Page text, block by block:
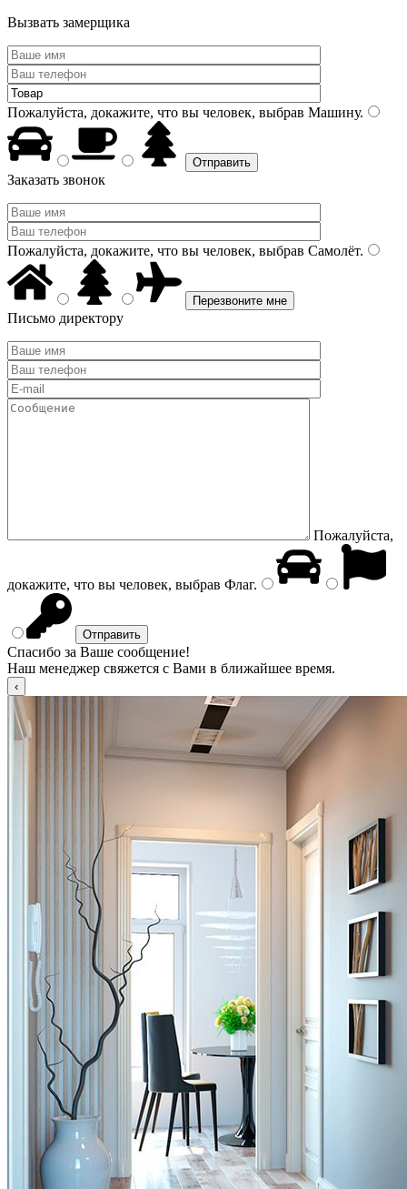
Вызвать замерщика
Пожалуйста, докажите, что вы человек, выбрав Машину.
Заказать звонок
Пожалуйста, докажите, что вы человек, выбрав Самолёт.
Письмо директору
Пожалуйста,
докажите, что вы человек, выбрав Флаг.
Спасибо за Ваше сообщение!
Наш менеджер свяжется с Вами в ближайшее время.